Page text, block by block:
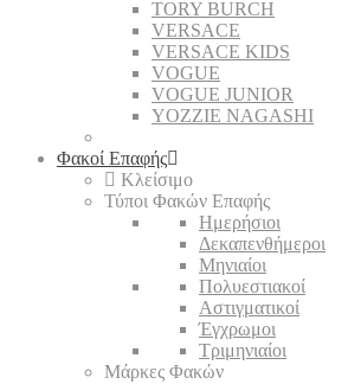
TORY BURCH
VERSACE
VERSACE KIDS
VOGUE
VOGUE JUNIOR
YOZZIE NAGASHI
Φακοί Επαφής
Κλείσιμο
Τύποι Φακών Επαφής
Ημερήσιοι
Δεκαπενθήμεροι
Μηνιαίοι
Πολυεστιακοί
Αστιγματικοί
Έγχρωμοι
Τριμηνιαίοι
Μάρκες Φακών